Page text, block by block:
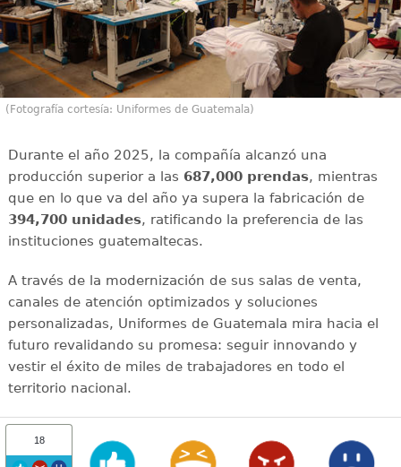
(Fotografía cortesía: Uniformes de Guatemala)
Durante el año 2025, la compañía alcanzó una
producción superior a las 687,000 prendas, mientras
que en lo que va del año ya supera la fabricación de
394,700 unidades, ratificando la preferencia de las
instituciones guatemaltecas.
A través de la modernización de sus salas de venta,
canales de atención optimizados y soluciones
personalizadas, Uniformes de Guatemala mira hacia el
futuro revalidando su promesa: seguir innovando y
vestir el éxito de miles de trabajadores en todo el
territorio nacional.
18